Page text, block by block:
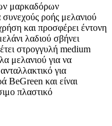
μαρκαδόρων
ροής μελανιού
και προσφέρει έντονη
λαδιού σβήνει
στρογγυλή medium
μελανιού για να
για
BeGreen και είναι
πλαστικό